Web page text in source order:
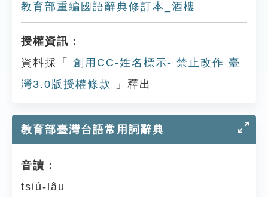
教育部重編國語辭典修訂本_酒樓
授權資訊：
資料採「
創用CC-姓名標示- 禁止改作 臺
灣3.0版授權條款
」釋出
教育部臺灣台語常用詞辭典
音讀：
tsiú-lâu